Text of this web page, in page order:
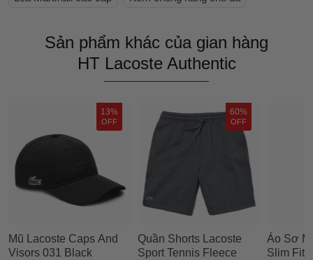
Sản phẩm khác của gian hàng
HT Lacoste Authentic
13%
OFF
Mũ Lacoste Caps And
Visors 031 Black
60%
OFF
Quần Shorts Lacoste
Sport Tennis Fleece
Áo Sơ
Slim Fit